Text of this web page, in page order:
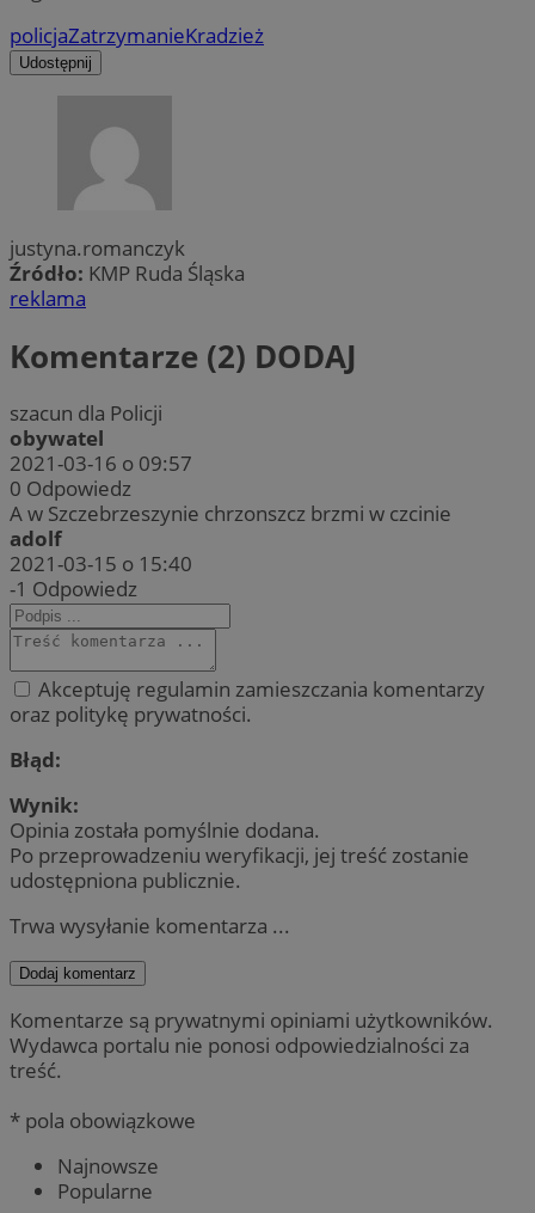
policjaZatrzymanieKradzież
Udostępnij
justyna.romanczyk
Źródło: KMP Ruda Śląska
reklama
Komentarze (2) DODAJ
szacun dla Policji
obywatel
2021-03-16 o 09:57
0 Odpowiedz
A w Szczebrzeszynie chrzonszcz brzmi w czcinie
adolf
2021-03-15 o 15:40
-1 Odpowiedz
Akceptuję regulamin zamieszczania komentarzy
oraz politykę prywatności.
Błąd:
Wynik:
Opinia została pomyślnie dodana.
Po przeprowadzeniu weryfikacji, jej treść zostanie
udostępniona publicznie.
Trwa wysyłanie komentarza ...
Dodaj komentarz
Komentarze są prywatnymi opiniami użytkowników.
Wydawca portalu nie ponosi odpowiedzialności za
treść.
* pola obowiązkowe
Najnowsze
Popularne